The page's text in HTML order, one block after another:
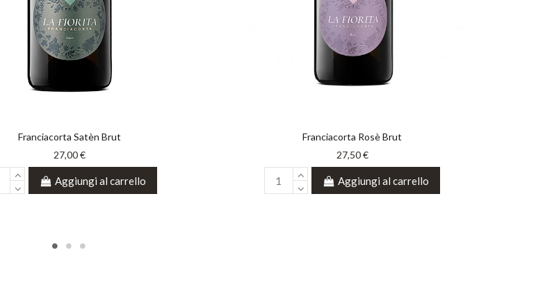
Franciacorta Satèn Brut
27,00 €
Aggiungi al carrello
Franciacorta Rosè Brut
27,50 €
Aggiungi al carrello